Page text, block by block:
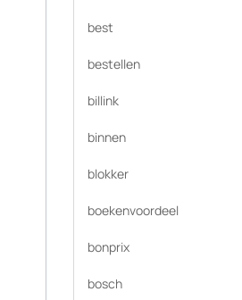
best
bestellen
billink
binnen
blokker
boekenvoordeel
bonprix
bosch